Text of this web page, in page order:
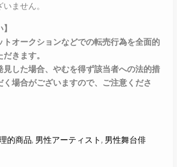
ません。
トオークションなどでの転売行為を全面的
きます。
見した場合、やむを得ず該当者への法的措
く場合がございますので、ご注意くださ
的商品, 男性アーティスト, 男性舞台俳